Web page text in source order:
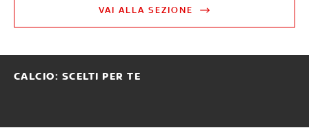
VAI ALLA SEZIONE
CALCIO: SCELTI PER TE